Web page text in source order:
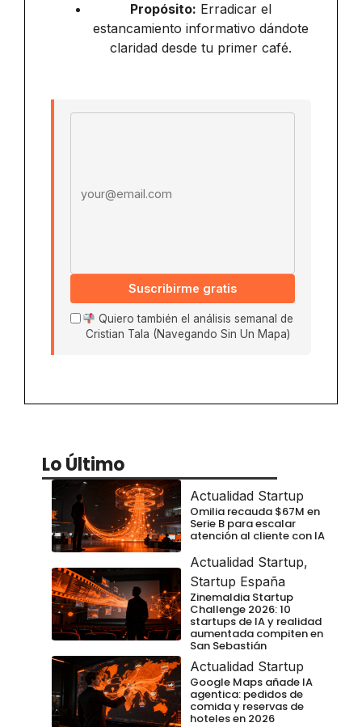
Propósito: Erradicar el
estancamiento informativo dándote
claridad desde tu primer café.
Suscribirme gratis
Quiero también el análisis semanal de
Cristian Tala (Navegando Sin Un Mapa)
Lo Último
Actualidad Startup
Omilia recauda $67M en
Serie B para escalar
atención al cliente con IA
Actualidad Startup,
Startup España
Zinemaldia Startup
Challenge 2026: 10
startups de IA y realidad
aumentada compiten en
San Sebastián
Actualidad Startup
Google Maps añade IA
agentica: pedidos de
comida y reservas de
hoteles en 2026